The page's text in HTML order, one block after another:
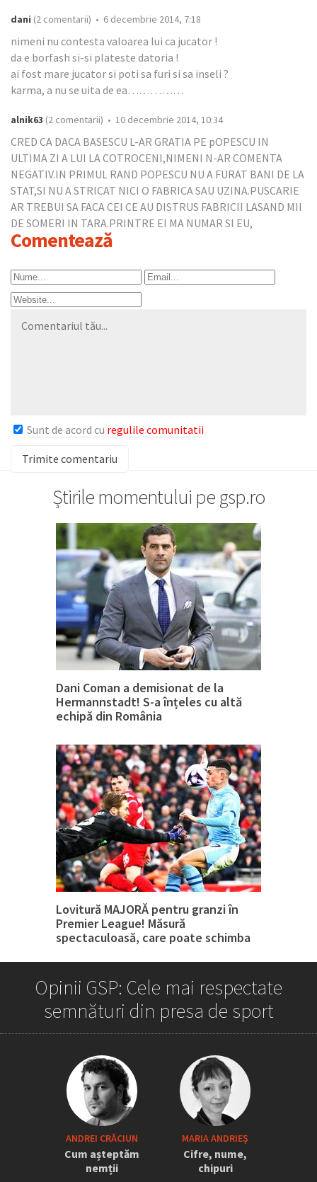
dani (2 comentarii) • 6 decembrie 2014, 7:18
nimeni nu contesta valoarea lui ca jucator !
da e borfash si-si plateste datoria !
ai fost mare jucator si poti sa furi si sa inseli ?
karma, a nu se uita de ea……………
alnik63 (2 comentarii) • 10 decembrie 2014, 10:34
CRED CA DACA BASESCU L-AR GRATIA PE pOPESCU IN
ULTIMA ZI A LUI LA COTROCENI,NIMENI N-AR COMENTA
NEGATIV.IN PRIMUL RAND POPESCU NU A FURAT BANI DE LA
STAT,SI NU A STRICAT NICI O FABRICA SAU UZINA.PUSCARIE
AR TREBUI SA FACA CEI CE AU DISTRUS FABRICII LASAND MII
DE SOMERI IN TARA.PRINTRE EI MA NUMAR SI EU,
Comentează
Sunt de acord cu regulile comunitatii
Știrile momentului pe gsp.ro
Dani Coman a demisionat de la
Hermannstadt! S-a înțeles cu altă
echipă din România
Lovitură MAJORĂ pentru granzi în
Premier League! Măsură
spectaculoasă, care poate schimba
„Iordănescu a tras sforile să revină la
națională” » Pițurcă face dezvăluiri
tari: „Dacă știam că vine el...” +
Scena din avion: „Era transfigurat”
Opinii GSP: Cele mai respectate
semnături din presa de sport
ANDREI CRĂCIUN
Cum așteptăm
nemții
MARIA ANDRIEŞ
Cifre, nume,
chipuri